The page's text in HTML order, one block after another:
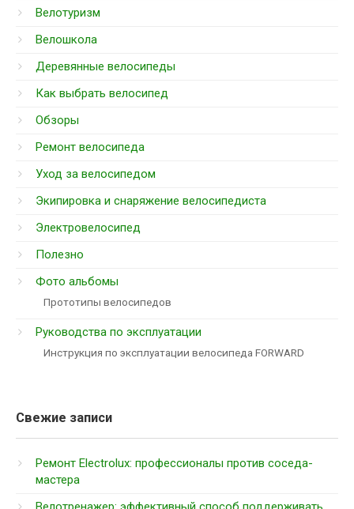
Велотуризм
Велошкола
Деревянные велосипеды
Как выбрать велосипед
Обзоры
Ремонт велосипеда
Уход за велосипедом
Экипировка и снаряжение велосипедиста
Электровелосипед
Полезно
Фото альбомы
Прототипы велосипедов
Руководства по эксплуатации
Инструкция по эксплуатации велосипеда FORWARD
Свежие записи
Ремонт Electrolux: профессионалы против соседа-
мастера